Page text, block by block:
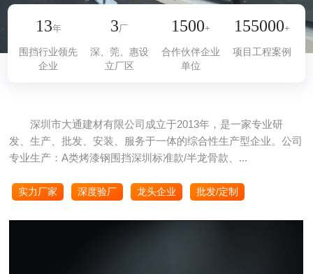
13年
围挡行业领先
企业
3厂
深、莞、惠设
立厂区
1500+
合作伙伴企业
单位
155000+
项目工程案例
深圳市大通建材有限公司成立于2013年，是一家专业研
发、生产、批发、安装、服务于一体的综合性生产型企业。公司
专业生产：A类烤漆钢围挡深圳标准款/半龙骨款、...
实力厂家 深度验厂 龙头企业 批发/定制